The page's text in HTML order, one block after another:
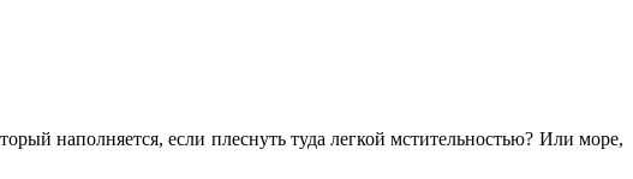
наполняется, если плеснуть туда легкой мстительностью? Или море,